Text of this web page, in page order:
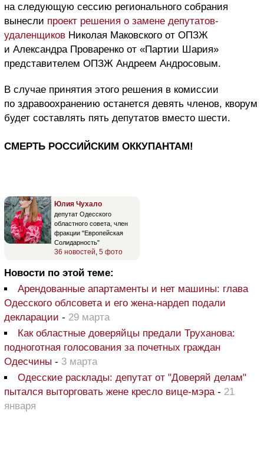
на следующую сессию регионального собрания
вынесли проект решения о замене депутатов-
удаленщиков Николая Маковского от ОПЗЖ
и Александра Проваренко от «Партии Шария»
представителем ОПЗЖ Андреем Андросовым.
В случае принятия этого решения в комиссии
по здравоохранению останется девять членов, кворум
будет составлять пять депутатов вместо шести.
СМЕРТЬ РОССИЙСКИМ ОККУПАНТАМ!
Юлия Чухало
депутат Одесского
областного совета, член
фракции "Европейская
Солидарность"
36 новостей 5 фото
Новости по этой теме:
Арендованные апартаменты и нет машины: глава
Одесского облсовета и его жена-нардеп подали
декларации - 29 марта
Как областные доверяйцы предали Труханова:
подноготная голосования за почетных граждан
Одесчины - 3 марта
Одесские расклады: депутат от "Доверяй делам"
пытался выторговать жене кресло вице-мэра - 21
января